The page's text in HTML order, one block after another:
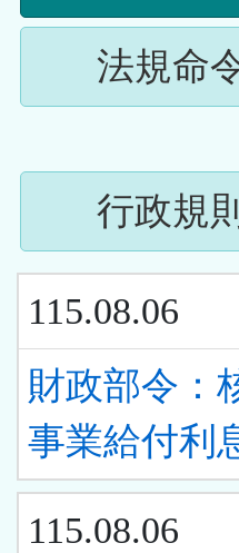
下
法規命
行政規則
115.08.06
財政部令：
事業給付利
115.08.06